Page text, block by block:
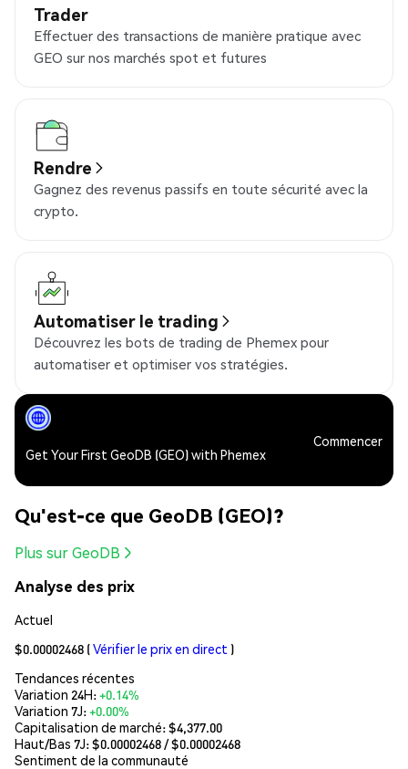
Trader
Effectuer des transactions de manière pratique avec
GEO sur nos marchés spot et futures
Rendre
Gagnez des revenus passifs en toute sécurité avec la
crypto.
Automatiser le trading
Découvrez les bots de trading de Phemex pour
automatiser et optimiser vos stratégies.
Get Your First GeoDB (GEO) with Phemex
Commencer
Qu'est-ce que GeoDB (GEO)?
Plus sur GeoDB
Analyse des prix
Actuel
$0.00002468 (Vérifier le prix en direct )
Tendances récentes
Variation 24H:+0.14%
Variation 7J:+0.00%
Capitalisation de marché:$4,377.00
Haut/Bas 7J: $0.00002468/ $0.00002468
Sentiment de la communauté